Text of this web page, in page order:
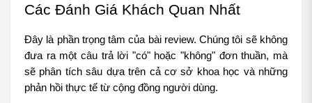
Các Đánh Giá Khách Quan Nhất
Đây là phần trọng tâm của bài review. Chúng tôi sẽ không
đưa ra một câu trả lời "có" hoặc "không" đơn thuần, mà
sẽ phân tích sâu dựa trên cả cơ sở khoa học và những
phản hồi thực tế từ cộng đồng người dùng.